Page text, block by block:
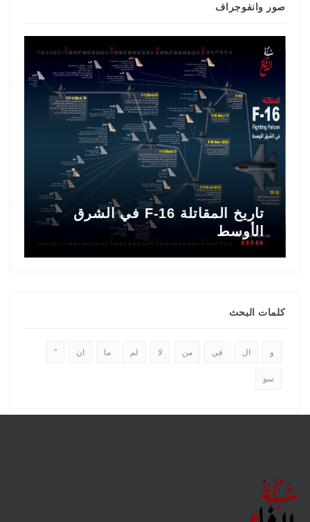
صور وانفوجراف
تاريخ المقاتلة F-16 في الشرق
الأوسط
كلمات البحث
و ال في من لا لم ما ان "
سو